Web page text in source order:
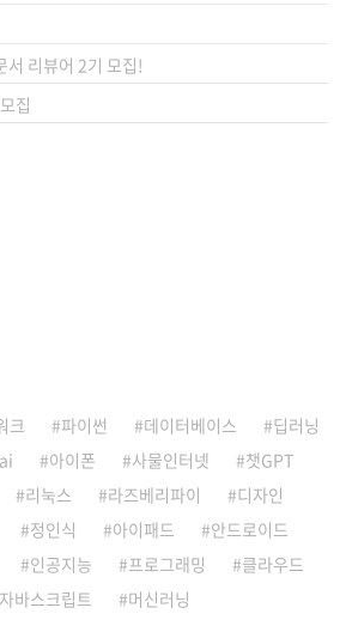
되어 있어서 예스24
것도 1위를 하기는
서 리뷰어 2기 모집!
집
크 파이썬 데이터베이스
딥러닝
ai 아이폰 사물인터넷
챗GPT
리눅스 라즈베리파이
디자인
정인식 아이패드
안드로이드
인공지능 프로그래밍
클라우드
자바스크립트 머신러닝